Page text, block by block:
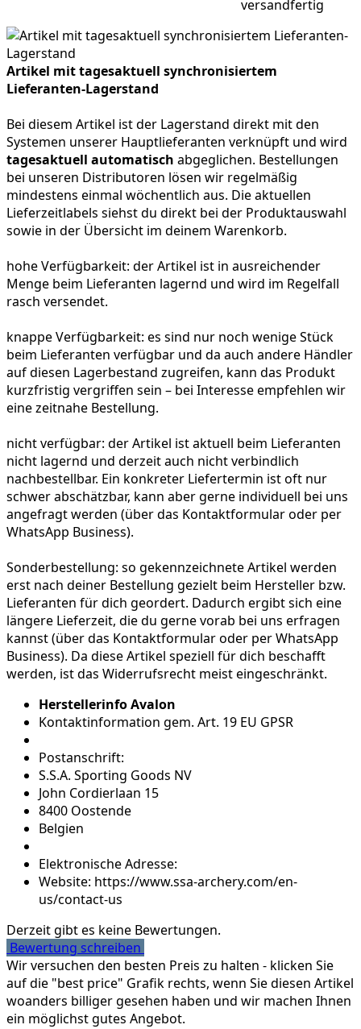
versandfertig
Artikel mit tagesaktuell synchronisiertem
Lieferanten-Lagerstand
Bei diesem Artikel ist der Lagerstand direkt mit den
Systemen unserer Hauptlieferanten verknüpft und wird
tagesaktuell automatisch abgeglichen. Bestellungen
bei unseren Distributoren lösen wir regelmäßig
mindestens einmal wöchentlich aus. Die aktuellen
Lieferzeitlabels siehst du direkt bei der Produktauswahl
sowie in der Übersicht im deinem Warenkorb.
hohe Verfügbarkeit: der Artikel ist in ausreichender
Menge beim Lieferanten lagernd und wird im Regelfall
rasch versendet.
knappe Verfügbarkeit: es sind nur noch wenige Stück
beim Lieferanten verfügbar und da auch andere Händler
auf diesen Lagerbestand zugreifen, kann das Produkt
kurzfristig vergriffen sein – bei Interesse empfehlen wir
eine zeitnahe Bestellung.
nicht verfügbar: der Artikel ist aktuell beim Lieferanten
nicht lagernd und derzeit auch nicht verbindlich
nachbestellbar. Ein konkreter Liefertermin ist oft nur
schwer abschätzbar, kann aber gerne individuell bei uns
angefragt werden (über das Kontaktformular oder per
WhatsApp Business).
Sonderbestellung: so gekennzeichnete Artikel werden
erst nach deiner Bestellung gezielt beim Hersteller bzw.
Lieferanten für dich geordert. Dadurch ergibt sich eine
längere Lieferzeit, die du gerne vorab bei uns erfragen
kannst (über das Kontaktformular oder per WhatsApp
Business). Da diese Artikel speziell für dich beschafft
werden, ist das Widerrufsrecht meist eingeschränkt.
Herstellerinfo Avalon
Kontaktinformation gem. Art. 19 EU GPSR
Postanschrift:
S.S.A. Sporting Goods NV
John Cordierlaan 15
8400 Oostende
Belgien
Elektronische Adresse:
Website: https://www.ssa-archery.com/en-
us/contact-us
Derzeit gibt es keine Bewertungen.
Bewertung schreiben
Wir versuchen den besten Preis zu halten - klicken Sie
auf die "best price" Grafik rechts, wenn Sie diesen Artikel
woanders billiger gesehen haben und wir machen Ihnen
ein möglichst gutes Angebot.